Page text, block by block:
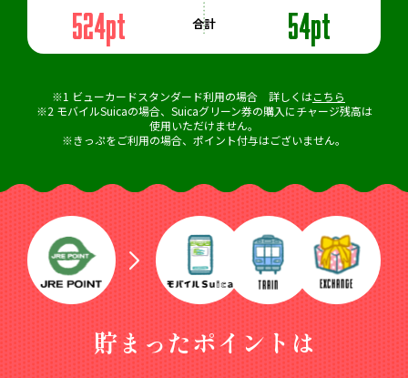
524pt
合計 54pt
※1 ビューカードスタンダード利用の場合 詳しくはこちら
※2 モバイルSuicaの場合、Suicaグリーン券の購入にチャージ残高は
使用いただけません。
※きっぷをご利用の場合、ポイント付与はございません。
TRAIN EXCHANGE
貯まったポイントは